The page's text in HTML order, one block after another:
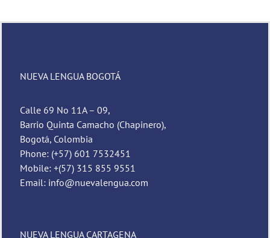
NUEVA LENGUA BOGOTÁ
Calle 69 No 11A – 09,
Barrio Quinta Camacho (Chapinero),
Bogotá, Colombia
Phone: (+57) 601 7532451
Mobile: +(57) 315 855 9551
Email: info@nuevalengua.com
NUEVA LENGUA CARTAGENA